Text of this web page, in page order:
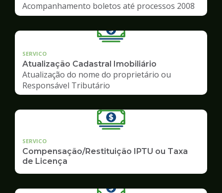
Acompanhamento boletos até processos 2008
SERVICO
Atualização Cadastral Imobiliário
Atualização do nome do proprietário ou
Responsável Tributário
SERVICO
Compensação/Restituição IPTU ou Taxa
de Licença